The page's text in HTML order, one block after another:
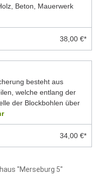
Beton, Mauerwerk
38,00 €*
besteht aus
welche entlang der
der Blockbohlen über
34,00 €*
"Merseburg 5"